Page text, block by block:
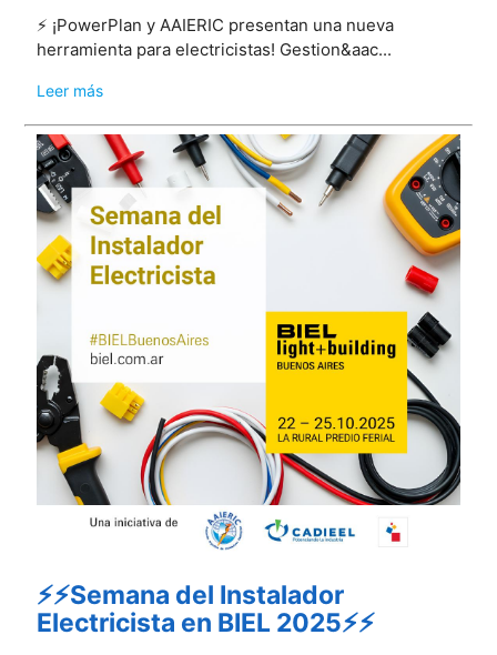
⚡️ ¡PowerPlan y AAIERIC presentan una nueva
herramienta para electricistas! Gestion&aac...
Leer más
⚡⚡Semana del Instalador
Electricista en BIEL 2025⚡⚡